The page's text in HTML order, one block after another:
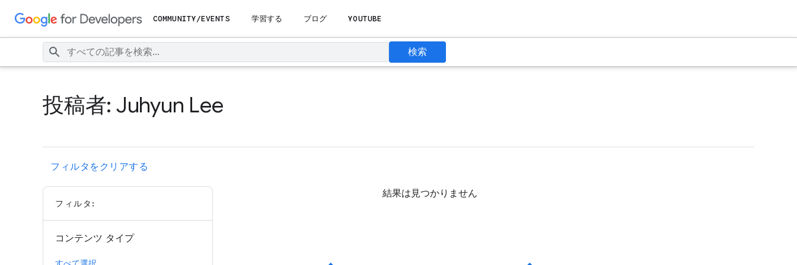
COMMUNITY/EVENTS 学習する ブログ YOUTUBE
検索
投稿者: Juhyun Lee
フィルタをクリアする
フィルタ:
コンテンツ タイプ
結果は見つかりません